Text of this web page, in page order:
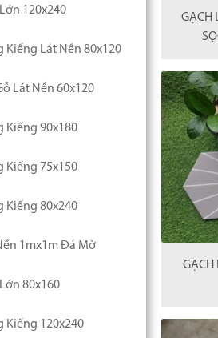
120x240
Kiếng Lát Nền 80x120
Lát Nền 60x120
Kiếng 90x180
Kiếng 75x150
Kiếng 80x240
1mx1m Đá Mờ
80x160
Kiếng 120x240
GẠCH
GẠCH